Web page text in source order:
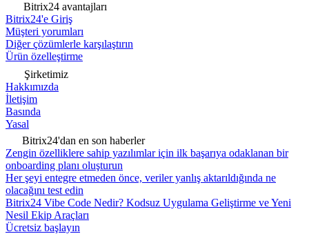
Bitrix24 avantajları
Bitrix24'e Giriş
Müşteri yorumları
Diğer çözümlerle karşılaştırın
Ürün özelleştirme
Şirketimiz
Hakkımızda
İletişim
Basında
Yasal
Bitrix24'dan en son haberler
Zengin özelliklere sahip yazılımlar için ilk başarıya odaklanan bir
onboarding planı oluşturun
Her şeyi entegre etmeden önce, veriler yanlış aktarıldığında ne
olacağını test edin
Bitrix24 Vibe Code Nedir? Kodsuz Uygulama Geliştirme ve Yeni
Nesil Ekip Araçları
Ücretsiz başlayın